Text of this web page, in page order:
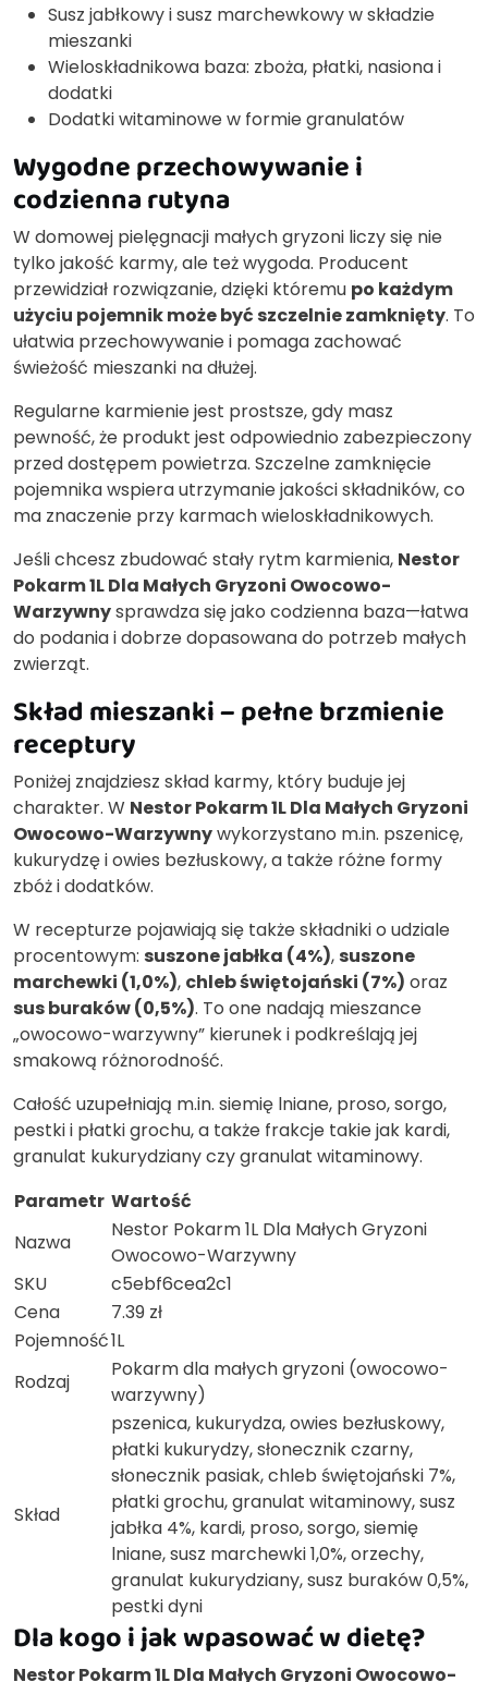
Susz jabłkowy i susz marchewkowy w składzie
mieszanki
Wieloskładnikowa baza: zboża, płatki, nasiona i
dodatki
Dodatki witaminowe w formie granulatów
Wygodne przechowywanie i
codzienna rutyna
W domowej pielęgnacji małych gryzoni liczy się nie
tylko jakość karmy, ale też wygoda. Producent
przewidział rozwiązanie, dzięki któremu po każdym
użyciu pojemnik może być szczelnie zamknięty. To
ułatwia przechowywanie i pomaga zachować
świeżość mieszanki na dłużej.
Regularne karmienie jest prostsze, gdy masz
pewność, że produkt jest odpowiednio zabezpieczony
przed dostępem powietrza. Szczelne zamknięcie
pojemnika wspiera utrzymanie jakości składników, co
ma znaczenie przy karmach wieloskładnikowych.
Jeśli chcesz zbudować stały rytm karmienia, Nestor
Pokarm 1L Dla Małych Gryzoni Owocowo-
Warzywnysprawdza się jako codzienna baza—łatwa
do podania i dobrze dopasowana do potrzeb małych
zwierząt.
Skład mieszanki – pełne brzmienie
receptury
Poniżej znajdziesz skład karmy, który buduje jej
charakter. W Nestor Pokarm 1L Dla Małych Gryzoni
Owocowo-Warzywnywykorzystano m.in. pszenicę,
kukurydzę i owies bezłuskowy, a także różne formy
zbóż i dodatków.
W recepturze pojawiają się także składniki o udziale
procentowym: suszone jabłka (4%), suszone
marchewki (1,0%), chleb świętojański (7%) oraz
sus buraków (0,5%). To one nadają mieszance
„owocowo-warzywny” kierunek i podkreślają jej
smakową różnorodność.
Całość uzupełniają m.in. siemię lniane, proso, sorgo,
pestki i płatki grochu, a także frakcje takie jak kardi,
granulat kukurydziany czy granulat witaminowy.
Parametr Wartość
Nazwa
Nestor Pokarm 1L Dla Małych Gryzoni
Owocowo-Warzywny
SKU
c5ebf6cea2c1
Cena
7.39 zł
Pojemność1L
Rodzaj
Pokarm dla małych gryzoni (owocowo-
warzywny)
Skład
pszenica, kukurydza, owies bezłuskowy,
płatki kukurydzy, słonecznik czarny,
słonecznik pasiak, chleb świętojański 7%,
płatki grochu, granulat witaminowy, susz
jabłka 4%, kardi, proso, sorgo, siemię
lniane, susz marchewki 1,0%, orzechy,
granulat kukurydziany, susz buraków 0,5%,
pestki dyni
Dla kogo i jak wpasować w dietę?
Nestor Pokarm 1L Dla Małych Gryzoni Owocowo-